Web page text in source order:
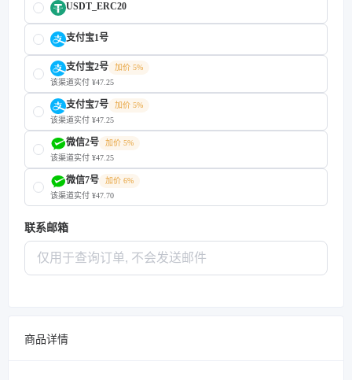
USDT_ERC20
支付宝1号
支付宝2号
加价 5%
该渠道实付 ¥47.25
支付宝7号
加价 5%
该渠道实付 ¥47.25
微信2号
加价 5%
该渠道实付 ¥47.25
微信7号
加价 6%
该渠道实付 ¥47.70
联系邮箱
商品详情